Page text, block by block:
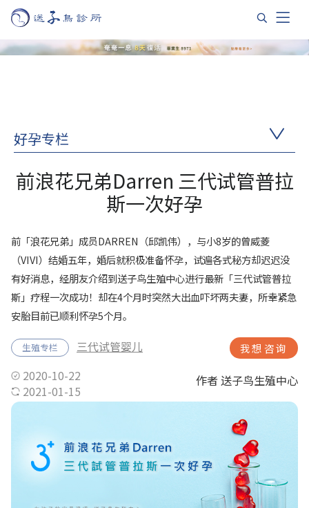
好孕专栏
前浪花兄弟Darren 三代试管普拉
斯一次好孕
前「浪花兄弟」成员DARREN（邱凯伟），与小8岁的曾威菱
（VIVI）结婚五年，婚后就积极准备怀孕，试遍各式秘方却迟迟没
有好消息，经朋友介绍到送子鸟生殖中心进行最新「三代试管普拉
斯」疗程一次成功！却在4个月时突然大出血吓坏两夫妻，所幸紧急
安胎目前已顺利怀孕5个月。
生殖专栏 三代试管婴儿 我想咨询
2020-10-22
2021-01-15
作者 送子鸟生殖中心